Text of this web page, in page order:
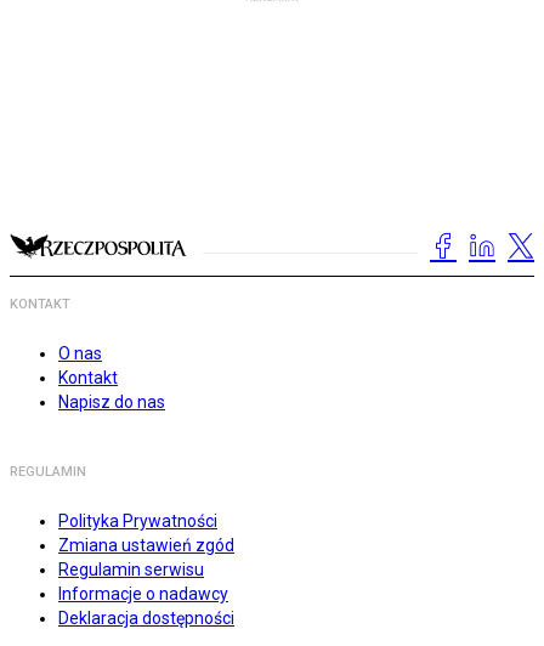
KONTAKT
O nas
Kontakt
Napisz do nas
REGULAMIN
Polityka Prywatności
Zmiana ustawień zgód
Regulamin serwisu
Informacje o nadawcy
Deklaracja dostępności